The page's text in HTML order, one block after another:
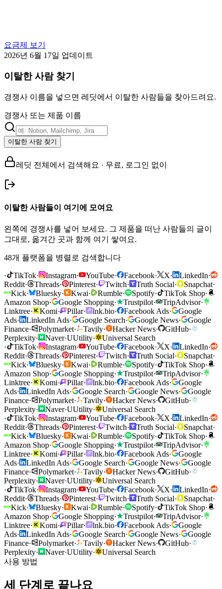
요금제 보기
2026년 6월 17일 업데이트
이탈한 사람 찾기
경쟁사 이름을 넣으면 레딧에서 이탈한 사람들을 찾아드려요.
경쟁사 또는 제품 이름
이탈한 사람 찾기
레딧 전체에서 검색해요 · 무료, 로그인 없이
이탈한 사람들이 여기에 모여요
왼쪽에 경쟁사를 넣어 보세요. 그 제품을 떠난 사람들의 글이
그대로, 옮겨간 곳과 함께 여기 쌓여요.
48개 플랫폼을 병렬로 검색합니다
· TikTok· Instagram· YouTube· Facebook· X· LinkedIn·
Reddit· Threads· Pinterest· Twitch· Truth Social· Snapchat·
Kick· Bluesky· Kwai· Rumble· Spotify· TikTok Shop·
Amazon Shop· Google Shopping· Trustpilot· TripAdvisor·
Linktree· Komi· Pillar· lnk.bio· Facebook Ads·
Google
Ads· LinkedIn Ads· Google Search· Google News·
Google
Finance· Polymarket· Tavily· Hacker News· GitHub·
Perplexity· Naver·UUtility·
Universal Search
·
TikTok· Instagram· YouTube· Facebook· X· LinkedIn·
Reddit· Threads· Pinterest· Twitch· Truth Social· Snapchat·
Kick· Bluesky· Kwai· Rumble· Spotify· TikTok Shop·
Amazon Shop· Google Shopping· Trustpilot· TripAdvisor·
Linktree· Komi· Pillar· lnk.bio· Facebook Ads·
Google
Ads· LinkedIn Ads· Google Search· Google News·
Google
Finance· Polymarket· Tavily· Hacker News· GitHub·
Perplexity· Naver·UUtility·
Universal Search
·
TikTok· Instagram· YouTube· Facebook· X· LinkedIn·
Reddit· Threads· Pinterest· Twitch· Truth Social· Snapchat·
Kick· Bluesky· Kwai· Rumble· Spotify· TikTok Shop·
Amazon Shop· Google Shopping· Trustpilot· TripAdvisor·
Linktree· Komi· Pillar· lnk.bio· Facebook Ads·
Google
Ads· LinkedIn Ads· Google Search· Google News·
Google
Finance· Polymarket· Tavily· Hacker News· GitHub·
Perplexity· Naver·UUtility·
Universal Search
·
TikTok· Instagram· YouTube· Facebook· X· LinkedIn·
Reddit· Threads· Pinterest· Twitch· Truth Social· Snapchat·
Kick· Bluesky· Kwai· Rumble· Spotify· TikTok Shop·
Amazon Shop· Google Shopping· Trustpilot· TripAdvisor·
Linktree· Komi· Pillar· lnk.bio· Facebook Ads·
Google
Ads· LinkedIn Ads· Google Search· Google News·
Google
Finance· Polymarket· Tavily· Hacker News· GitHub·
Perplexity· Naver·UUtility·
Universal Search
사용 방법
세 단계로 끝나요